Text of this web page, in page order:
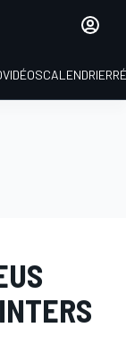
VIDÉOSCALENDRIER